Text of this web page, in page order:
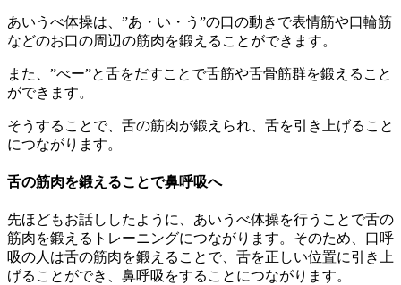
あいうべ体操は、”あ・い・う”の口の動きで表情筋や口輪筋
などのお口の周辺の筋肉を鍛えることができます。
また、”べー”と舌をだすことで舌筋や舌骨筋群を鍛えること
ができます。
そうすることで、舌の筋肉が鍛えられ、舌を引き上げること
につながります。
舌の筋肉を鍛えることで鼻呼吸へ
先ほどもお話ししたように、あいうべ体操を行うことで舌の
筋肉を鍛えるトレーニングにつながります。そのため、口呼
吸の人は舌の筋肉を鍛えることで、舌を正しい位置に引き上
げることができ、鼻呼吸をすることにつながります。